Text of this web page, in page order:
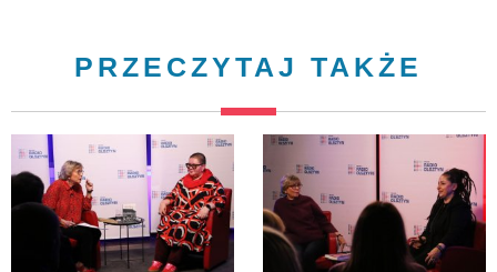
PRZECZYTAJ TAKŻE